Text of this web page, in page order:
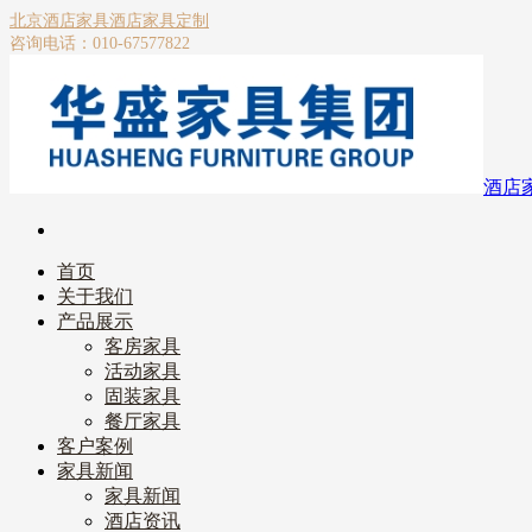
北京酒店家具酒店家具定制
咨询电话：010-67577822
酒店
首页
关于我们
产品展示
客房家具
活动家具
固装家具
餐厅家具
客户案例
家具新闻
家具新闻
酒店资讯